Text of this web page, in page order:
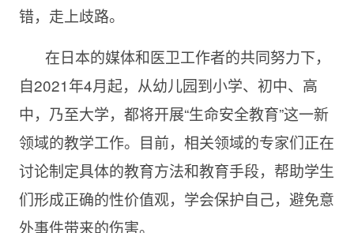
错，走上歧路。
在日本的媒体和医卫工作者的共同努力下，
自2021年4月起，从幼儿园到小学、初中、高
中，乃至大学，都将开展“生命安全教育”这一新
领域的教学工作。目前，相关领域的专家们正在
讨论制定具体的教育方法和教育手段，帮助学生
们形成正确的性价值观，学会保护自己，避免意
外事件带来的伤害。